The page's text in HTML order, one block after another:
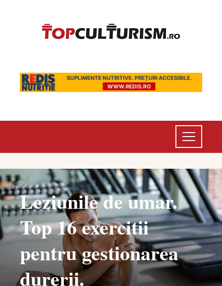
Leziunile de umar.
Top 16 exercitii
pentru gestionarea
durerii.